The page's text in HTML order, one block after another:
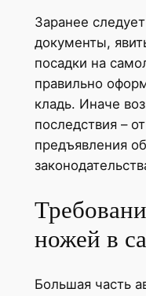
Заранее
документы,
посадки на
правильно
кладь. Иначе
последствия –
предъявления
ножей в
Большая часть